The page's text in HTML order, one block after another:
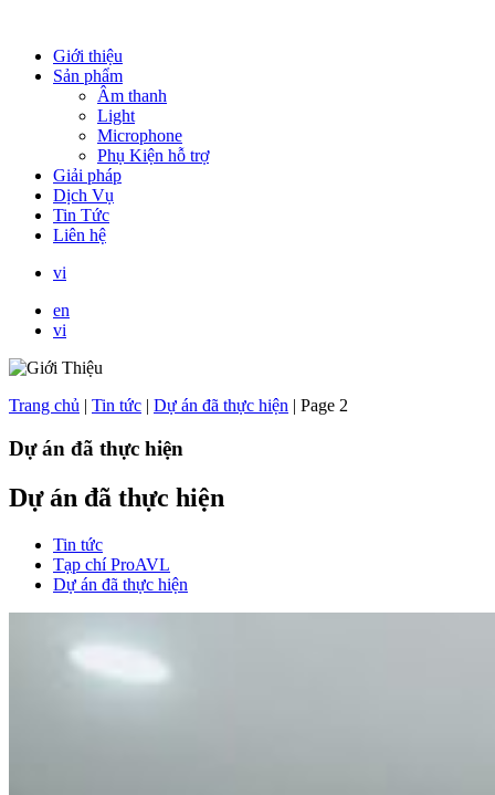
Giới thiệu
Sản phẩm
Âm thanh
Light
Microphone
Phụ Kiện hỗ trợ
Giải pháp
Dịch Vụ
Tin Tức
Liên hệ
vi
en
vi
Trang chủ | Tin tức | Dự án đã thực hiện | Page 2
Dự án đã thực hiện
Dự án đã thực hiện
Tin tức
Tạp chí ProAVL
Dự án đã thực hiện